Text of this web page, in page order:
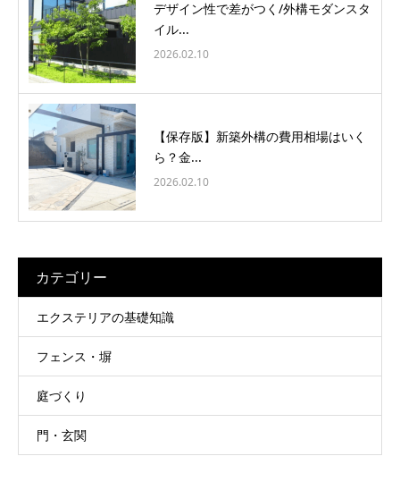
デザイン性で差がつく/外構モダンスタ
イル...
2026.02.10
【保存版】新築外構の費用相場はいく
ら？金...
2026.02.10
カテゴリー
エクステリアの基礎知識
フェンス・塀
庭づくり
門・玄関